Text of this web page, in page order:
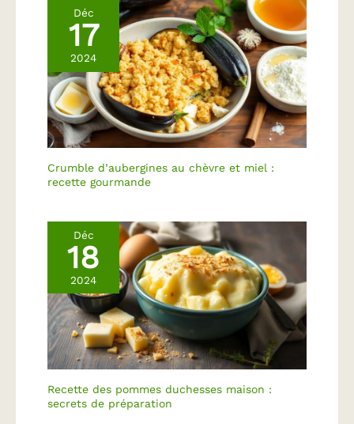
petit déjeuner. Lune de
Miel rassemble des
miels exceptionnels,
produits par des
abeilles en bonne santé
qui vivent dans des
terroirs préservés de
toute pollution. Elles
butinent les plus belles
celle que vous vous
miels Lune de Miel sont
garantis 100% purs et
naturels. Du miel et
puis c'est tout ! Miel
liquide et équilibré
Notes fruitées et
chaudes Coffret de 120
coupelles de 20g Des
miels naturels et
préservés Marque
responsable, engagée
Déc
17
2024
Crumble d’aubergines au chèvre et miel :
recette gourmande
Déc
18
2024
Recette des pommes duchesses maison :
secrets de préparation